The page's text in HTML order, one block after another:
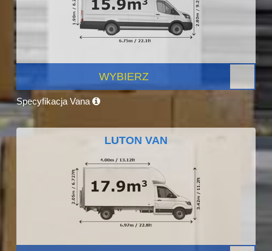
WYBIERZ
Specyfikacja Vana
LUTON VAN